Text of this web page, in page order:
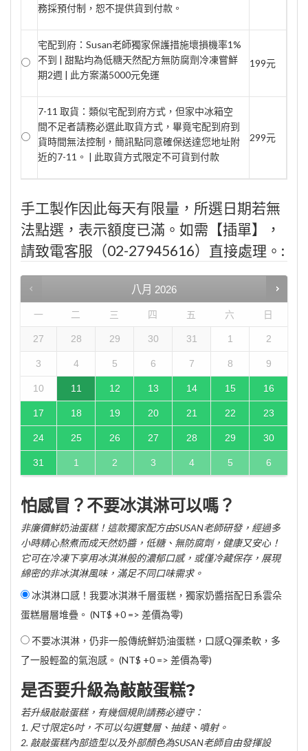
務採預付制，恕不提供貨到付款。
宅配到府：Susan老師獨家保護措施壞損機率1%
不到 | 甜點均為低糖天然配方無防腐劑冷凍嘗鮮
期2週 | 此方案滿5000元免運
199元
7-11 取貨：類似宅配到府方式，但家中冰箱空
間不足者請務必選此取貨方式，畢竟宅配到府到
貨時間無法控制，簡訊點同意確保送達您地址附
近的7-11。 | 此取貨方式限定不可貨到付款
299元
手工製作因此每天有限量，所選日期若無
法點選，表示額度已滿。如需【插單】，
請致電客服（02-27945616）直接處理。:
八月 2026
一 二 三 四 五 六 日
27 28 29 30 31 1 2
3 4 5 6 7 8 9
10 11 12 13 14 15 16
17 18 19 20 21 22 23
24 25 26 27 28 29 30
31 1 2 3 4 5 6
怕感冒？不要冰淇淋可以嗎？
非廉價鮮奶油蛋糕！這款獨家配方由SUSAN老師研發，經過多
小時精心熬煮而成天然奶醬，低糖、無防腐劑，健康又安心！
它可在冷凍下享用冰淇淋般的濃郁口感，或僅冷藏保存，展現
綿密的非冰淇淋風味，滿足不同口味需求。
冰淇淋口感！我要冰淇淋千層蛋糕，獨家奶醬搭配日系雲朵
蛋糕層層堆疊。 (NT$ +0 => 差價為零)
不要冰淇淋，仍非一般傳統鮮奶油蛋糕，口感Q彈柔軟，多
了一股輕盈的氣泡感。 (NT$ +0 => 差價為零)
是否要升級為敲敲蛋糕?
若升級敲敲蛋糕，有幾個規則請務必遵守：
1. 尺寸限定6吋，不可以勾選雙層、抽錢、噴射。
2. 敲敲蛋糕內部造型以及外部顏色為SUSAN老師自由發揮設